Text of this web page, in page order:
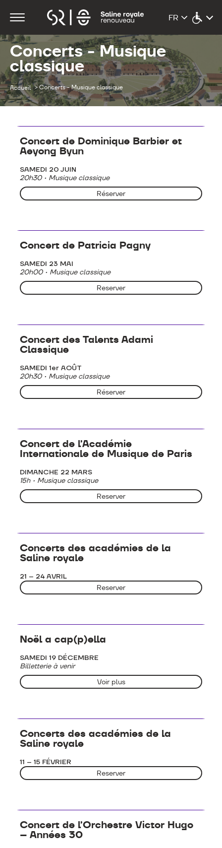
Concerts - Musique
classique
Accueil >Concerts - Musique classique
Concert de Dominique Barbier et
Aeyong Byun
SAMEDI 20 JUIN
20h30 • Musique classique
Réserver
Concert de Patricia Pagny
SAMEDI 23 MAI
20h00 • Musique classique
Reserver
Concert des Talents Adami
Classique
SAMEDI 1er AOÛT
20h30 • Musique classique
Réserver
Concert de l’Académie
Internationale de Musique de Paris
DIMANCHE 22 MARS
15h • Musique classique
Reserver
Concerts des académies de la
Saline royale
21 – 24 AVRIL
Reserver
Noël a cap(p)ella
SAMEDI 19 DÉCEMBRE
Billetterie à venir
Voir plus
Concerts des académies de la
Saline royale
11 – 15 FÉVRIER
Reserver
Concert de l’Orchestre Victor Hugo
– Années 30